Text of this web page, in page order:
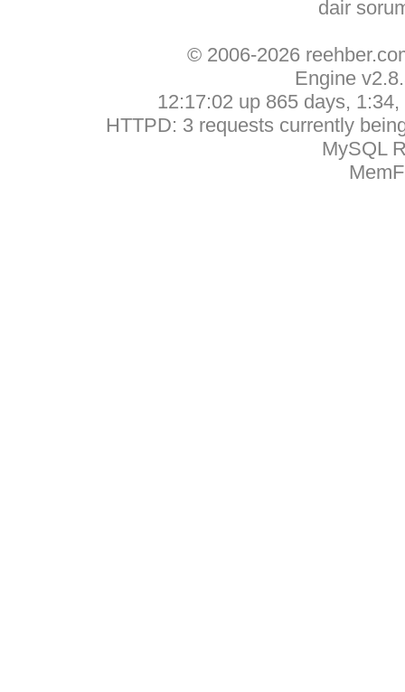
dair
© 2006-2026
Engine
12:17:02 up 865 days,
HTTPD: 3 requests currently
MySQL